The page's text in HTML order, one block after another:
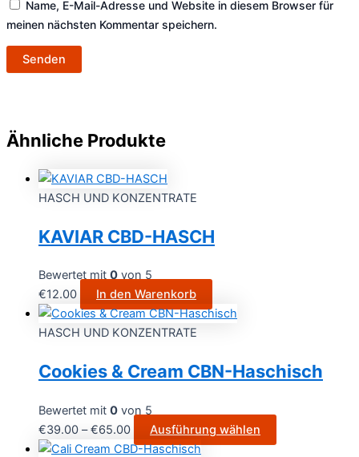
Name, E-Mail-Adresse und Website in diesem Browser für
meinen nächsten Kommentar speichern.
Ähnliche Produkte
HASCH UND KONZENTRATE
KAVIAR CBD-HASCH
Bewertet mit 0 von 5
€12.00 In den Warenkorb
HASCH UND KONZENTRATE
Cookies & Cream CBN-Haschisch
Bewertet mit 0 von 5
€39.00 –€65.00 Ausführung wählen